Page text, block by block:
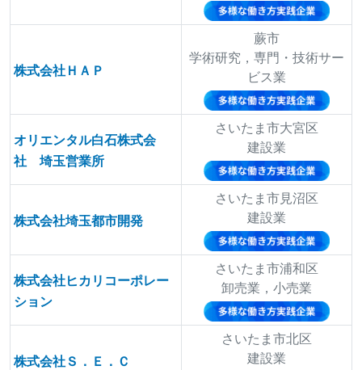
株式会社ＨＡＰ
蕨市
学術研究，専門・技術サー
ビス業
オリエンタル白石株式会
社 埼玉営業所
さいたま市大宮区
建設業
株式会社埼玉都市開発
さいたま市見沼区
建設業
株式会社ヒカリコーポレー
ション
さいたま市浦和区
卸売業，小売業
株式会社Ｓ．Ｅ．Ｃ
さいたま市北区
建設業